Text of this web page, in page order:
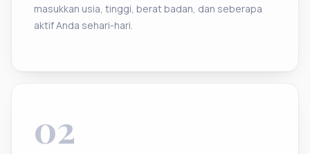
masukkan usia, tinggi, berat badan, dan seberapa
aktif Anda sehari-hari.
02